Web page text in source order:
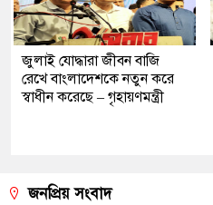
জুলাই যোদ্ধারা জীবন বাজি
রেখে বাংলাদেশকে নতুন করে
স্বাধীন করেছে – গৃহায়ণমন্ত্রী
জনপ্রিয় সংবাদ